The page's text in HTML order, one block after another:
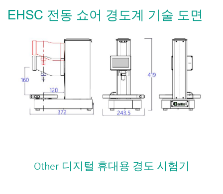
EHSC 전동 쇼어 경도계 기술 도면
Other 디지털 휴대용 경도 시험기